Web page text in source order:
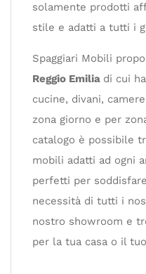
solamente prodotti
stile e adatti a tutti i
Spaggiari Mobili
Reggio Emilia di cui
cucine, divani,
zona giorno e per
catalogo è possibile
mobili adatti ad ogni
perfetti per
necessità di tutti i
nostro showroom e
per la tua casa o il